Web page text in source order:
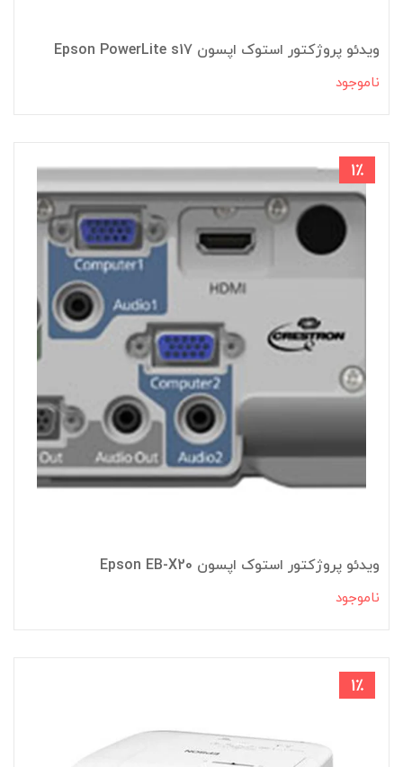
ویدئو پروژکتور استوک اپسون Epson PowerLite s17
ناموجود
1٪
ویدئو پروژکتور استوک اپسون Epson EB-X20
ناموجود
1٪